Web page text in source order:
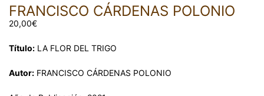
FRANCISCO CÁRDENAS POLONIO
20,00€
Título: LA FLOR DEL TRIGO
Autor: FRANCISCO CÁRDENAS POLONIO